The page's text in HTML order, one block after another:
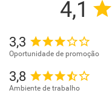
4,1
3,3
Oportunidade de promoção
3,8
Ambiente de trabalho